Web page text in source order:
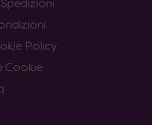
Policy
Cookie